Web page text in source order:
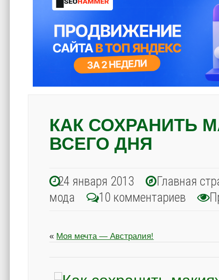
КАК СОХРАНИТЬ
ВСЕГО ДНЯ
24 января 2013
Главная
мода
10 комментариев
« Моя мечта — Австралия!